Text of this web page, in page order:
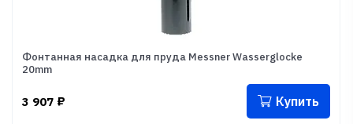
Фонтанная насадка для пруда Messner Wasserglocke
20mm
3 907 ₽ Купить